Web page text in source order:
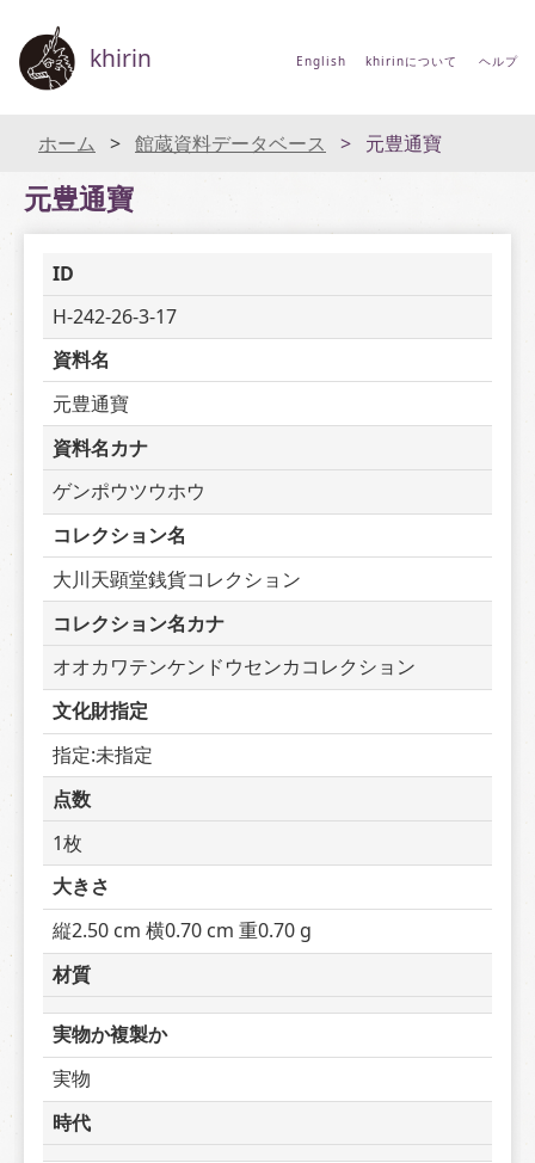
khirin English khirinについて ヘルプ
ホーム 館蔵資料データベース 元豊通寶
元豊通寶
ID
H-242-26-3-17
資料名
元豊通寶
資料名カナ
ゲンポウツウホウ
コレクション名
大川天顕堂銭貨コレクション
コレクション名カナ
オオカワテンケンドウセンカコレクション
文化財指定
指定:未指定
点数
1枚
大きさ
縦2.50 cm 横0.70 cm 重0.70 g
材質
実物か複製か
実物
時代